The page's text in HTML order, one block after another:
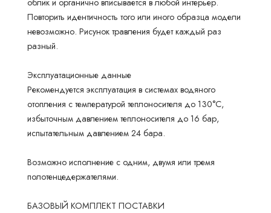
облик и органично вписывается в любой интерьер.
Повторить идентичность того или иного образца модели
невозможно. Рисунок травления будет каждый раз
разный.
Эксплуатационные данные
Рекомендуется эксплуатация в системах водяного
отопления с температурой теплоносителя до 130°С,
избыточным давлением теплоносителя до 16 бар,
испытательным давлением 24 бара.
Возможно исполнение с одним, двумя или тремя
полотенцедержателями.
БАЗОВЫЙ КОМПЛЕКТ ПОСТАВКИ